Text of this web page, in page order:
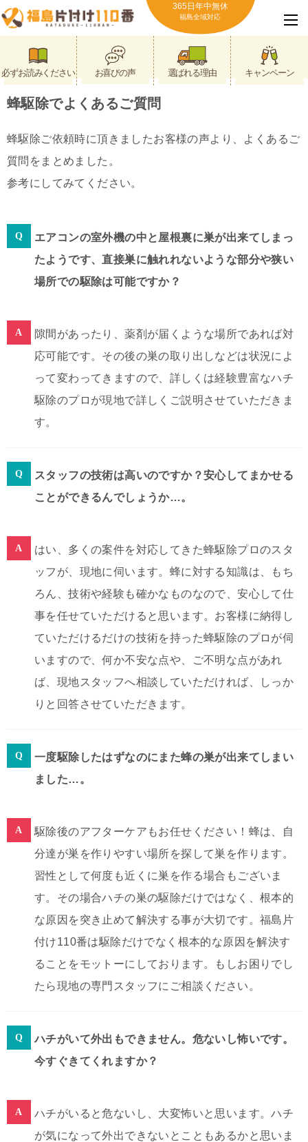
365日年中無休
福島全域対応
必ずお読みください お喜びの声 選ばれる理由 キャンペーン
蜂駆除でよくあるご質問
蜂駆除ご依頼時に頂きましたお客様の声より、よくあるご
質問をまとめました。
参考にしてみてください。
エアコンの室外機の中と屋根裏に巣が出来てしまっ
たようです、直接巣に触れれないような部分や狭い
場所での駆除は可能ですか？
隙間があったり、薬剤が届くような場所であれば対
応可能です。その後の巣の取り出しなどは状況によ
って変わってきますので、詳しくは経験豊富なハチ
駆除のプロが現地で詳しくご説明させていただきま
す。
スタッフの技術は高いのですか？安心してまかせる
ことができるんでしょうか…。
はい、多くの案件を対応してきた蜂駆除プロのスタ
ッフが、現地に伺います。蜂に対する知識は、もち
ろん、技術や経験も確かなものなので、安心して仕
事を任せていただけると思います。お客様に納得し
ていただけるだけの技術を持った蜂駆除のプロが伺
いますので、何か不安な点や、ご不明な点があれ
ば、現地スタッフへ相談していただければ、しっか
りと回答させていただきます。
一度駆除したはずなのにまた蜂の巣が出来てしまい
ました…。
駆除後のアフターケアもお任せください！蜂は、自
分達が巣を作りやすい場所を探して巣を作ります。
習性として何度も近くに巣を作る場合もございま
す。その場合ハチの巣の駆除だけではなく、根本的
な原因を突き止めて解決する事が大切です。福島片
付け110番は駆除だけでなく根本的な原因を解決す
ることをモットーにしております。もしお困りでし
たら現地の専門スタッフにご相談ください。
ハチがいて外出もできません。危ないし怖いです。
今すぐきてくれますか？
ハチがいると危ないし、大変怖いと思います。ハチ
が気になって外出できないとこともあるかと思いま